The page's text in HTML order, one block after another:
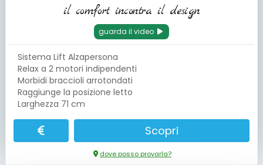
il comfort incontra il design
guarda il video
Sistema Lift Alzapersona
Relax a 2 motori indipendenti
Morbidi braccioli arrotondati
Raggiunge la posizione letto
Larghezza 71 cm
Scopri
dove posso provarla?